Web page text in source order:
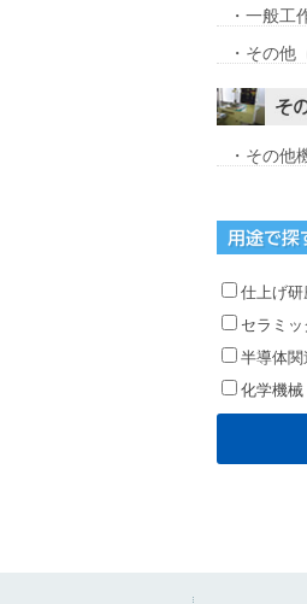
・一般工
・その他
・その他
仕上げ研
セラミ
半導体関
化学機械